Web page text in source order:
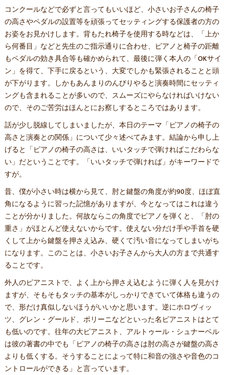
コンクールなどで必ずと言ってもいいほど、小さいお子さんの椅子
の高さやペダルの設置等を頑張ってセッティングする保護者の方の
お姿をお見かけします。背もたれ椅子を使用する時などは、「上か
ら何番目」などと先生のご指示通りに合わせ、ピアノと椅子の距離
もペダルの効き具合等も確かめられて、最後に弾く本人の「OKサイ
ン」を得て、下手に戻るという、大変でしかも緊張されることと頭
が下がります。しかもあんまりのんびりやると演奏時間にセッティ
ングも含まれることが多いので、スムーズにやらなければいけない
ので、そのご苦労はほんとにお察しするところではあります。
話が少し脱線してしまいましたが、本日のテーマ「ピアノの椅子の
高さと演奏との関係」について少々述べてみます。結論から申し上
げると「ピアノの椅子の高さは、いいタッチで弾ければこだわらな
い」だということです。「いいタッチで弾ければ」がキーワードで
すが。
昔、僕が小さい時は横から見て、肘と鍵盤の角度が約90度、ほぼ直
角になるように習った記憶がありますが、今となってはこれは違う
ことが分かりました。何故ならこの角度でピアノを弾くと、「肘の
重さ」がほとんど使えないからです。使えない分だけ手や手首を硬
くして上から鍵盤を押さえ込み、硬くて汚い音になってしまいがち
になります。このことは、小さいお子さんから大人の方まで共通す
ることです。
外人のピアニストで、よく上から押さえ込むように弾く人を見かけ
ますが、そもそもタッチの基本がしっかりできていて体格も違うの
で、形だけ真似しないほうがいいかと思います。逆にホロヴィッ
ツ、グレン・グールド、ポリーニなどといった名ピアニストはとて
も低いのです。往年の大ピアニスト、アルトゥール・シュナーベル
は彼の著書の中でも「ピアノの椅子の高さは肘の高さが鍵盤の高さ
よりも低くする。そうすることによって特に和音の強さや音色のコ
ントロールができる」と言っています。